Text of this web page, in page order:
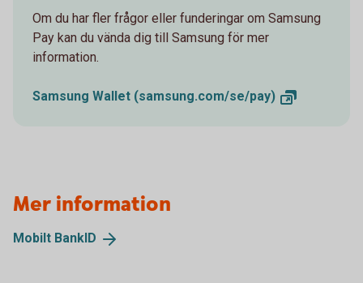
Om du har fler frågor eller funderingar om Samsung
Pay kan du vända dig till Samsung för mer
information.
Samsung Wallet (samsung.com/se/pay)
Mer information
Mobilt BankID